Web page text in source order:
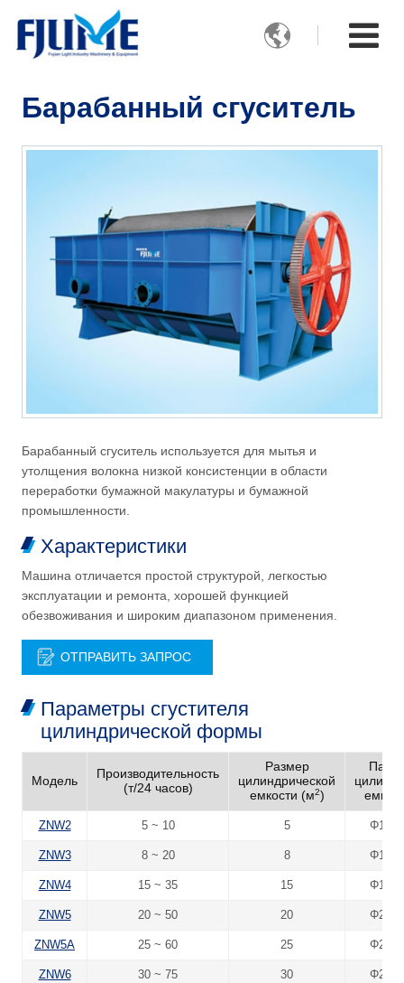

Барабанный сгуситель
Барабанный сгуситель используется для мытья и
утолщения волокна низкой консистенции в области
переработки бумажной макулатуры и бумажной
промышленности.
Характеристики
Машина отличается простой структурой, легкостью
эксплуатации и ремонта, хорошей функцией
обезвоживания и широким диапазоном применения.
ОТПРАВИТЬ ЗАПРОС
Параметры сгустителя
цилиндрической формы
Модель
Производительность
(т/24 часов)
Размер
цилиндрической
емкости (м2)
ZNW2 5 ~ 10 5
ZNW3 8 ~ 20 8
ZNW4 15 ~ 35 15
ZNW5 20 ~ 50 20
ZNW5A 25 ~ 60 25
ZNW6 30 ~ 75 30